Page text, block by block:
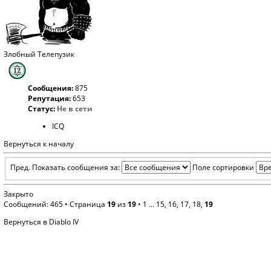
Злобный Телепузик
Сообщения:875
Репутация:653
Статус: Не в сети
ICQ
Вернуться к началу
Пред. Показать сообщения за: Поле сортировки
Закрыто
Сообщений: 465 • Страница 19 из 19 • 1 ... 15, 16, 17, 18, 19
Вернуться в Diablo IV